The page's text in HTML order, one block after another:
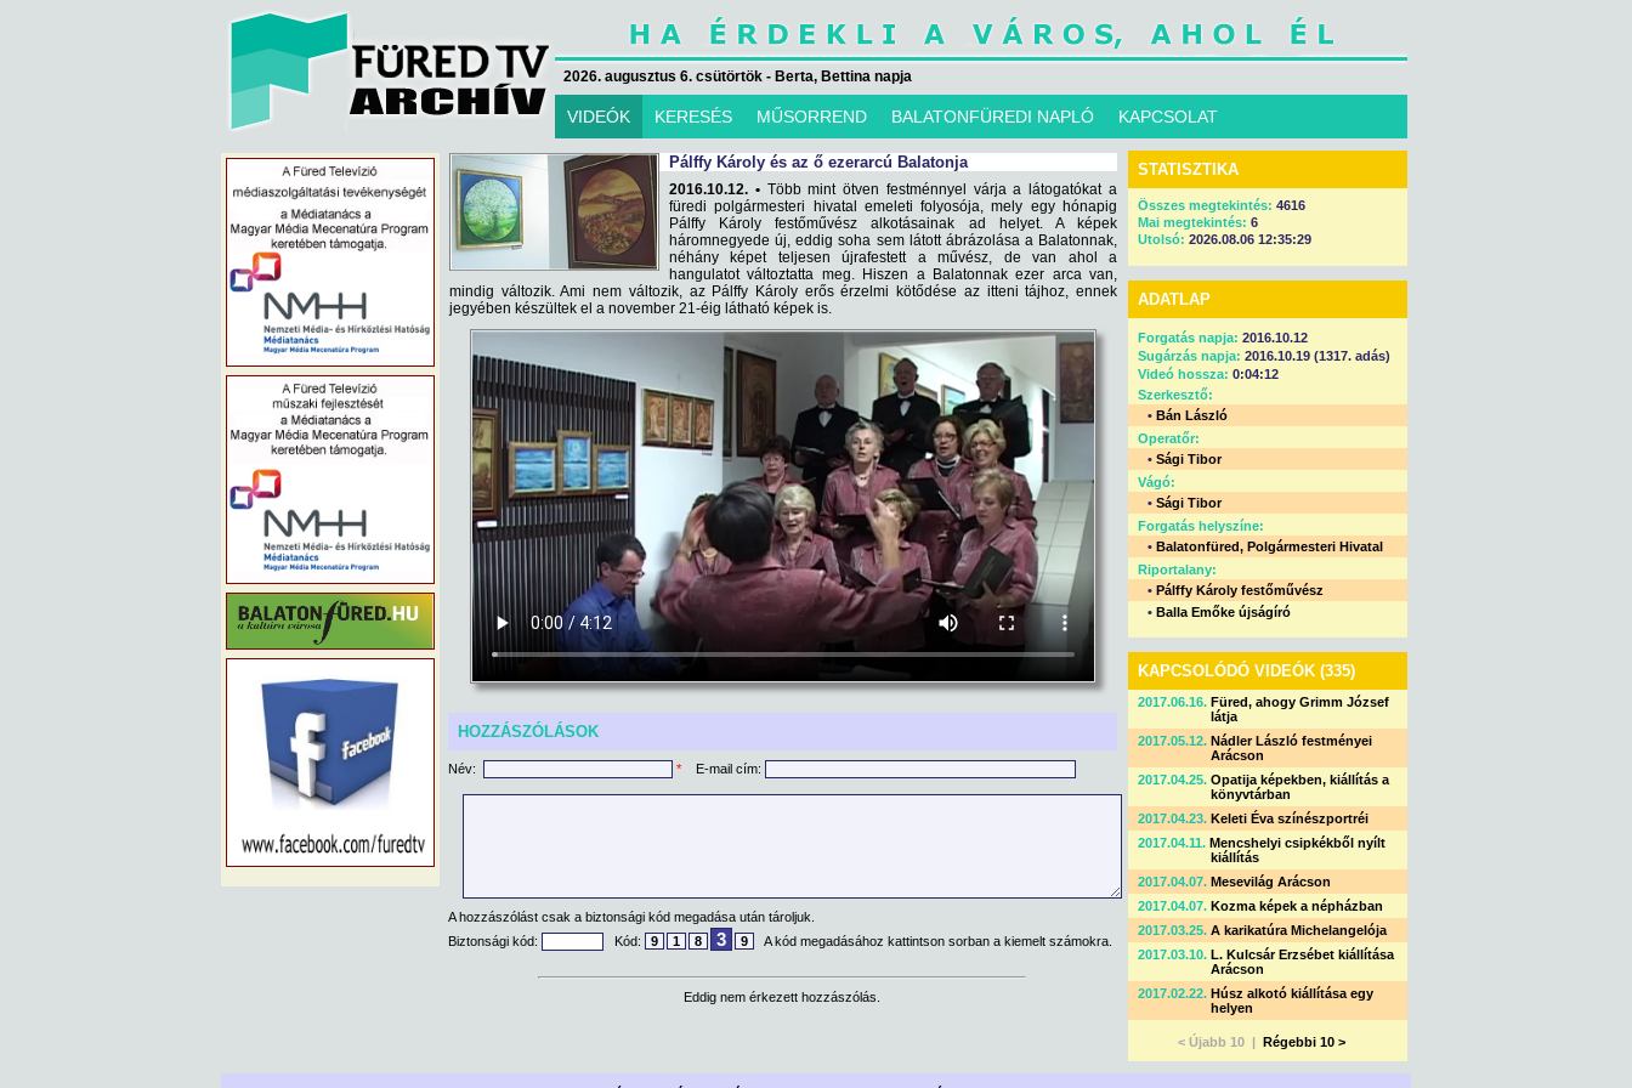
2026. augusztus 6. csütörtök - Berta, Bettina napja
VIDEÓK KERESÉS MŰSORREND BALATONFÜREDI NAPLÓ KAPCSOLAT
Pálffy Károly és az ő ezerarcú Balatonja
2016.10.12. •Több mint ötven festménnyel várja a látogatókat a
füredi polgármesteri hivatal emeleti folyosója, mely egy hónapig
Pálffy Károly festőművész alkotásainak ad helyet. A képek
háromnegyede új, eddig soha sem látott ábrázolása a Balatonnak,
néhány képet teljesen újrafestett a művész, de van ahol a
hangulatot változtatta meg. Hiszen a Balatonnak ezer arca van,
mindig változik. Ami nem változik, az Pálffy Károly erős érzelmi kötődése az itteni tájhoz, ennek
jegyében készültek el a november 21-éig látható képek is.
HOZZÁSZÓLÁSOK
Név: * E-mail cím:
A hozzászólást csak a biztonsági kód megadása után tároljuk.
Biztonsági kód:
Kód: 9 1 8 3 9 A kód megadásához kattintson sorban a kiemelt számokra.
Eddig nem érkezett hozzászólás.
STATISZTIKA
Összes megtekintés: 4616
Mai megtekintés: 6
Utolsó: 2026.08.06 12:35:29
ADATLAP
Forgatás napja: 2016.10.12
Sugárzás napja: 2016.10.19 (1317. adás)
Videó hossza: 0:04:12
Szerkesztő:
• Bán László
Operatőr:
• Sági Tibor
Vágó:
• Sági Tibor
Forgatás helyszíne:
• Balatonfüred, Polgármesteri Hivatal
Riportalany:
• Pálffy Károly festőművész
• Balla Emőke újságíró
KAPCSOLÓDÓ VIDEÓK (335)
2017.06.16. Füred, ahogy Grimm József
látja
2017.05.12. Nádler László festményei
Arácson
2017.04.25. Opatija képekben, kiállítás a
könyvtárban
2017.04.23. Keleti Éva színészportréi
2017.04.11. Mencshelyi csipkékből nyílt
kiállítás
2017.04.07. Mesevilág Arácson
2017.04.07. Kozma képek a népházban
2017.03.25. A karikatúra Michelangelója
2017.03.10. L. Kulcsár Erzsébet kiállítása
Arácson
2017.02.22. Húsz alkotó kiállítása egy
helyen
< Újabb 10 | Régebbi 10 >